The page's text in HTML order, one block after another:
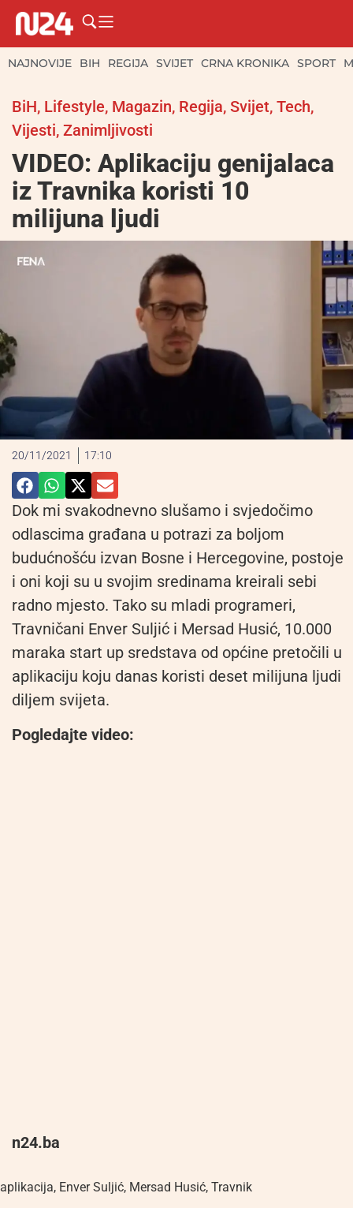
NAJNOVIJE BIH REGIJA SVIJET CRNA KRONIKA SPORT
BiH, Lifestyle, Magazin, Regija, Svijet, Tech,
Vijesti, Zanimljivosti
VIDEO: Aplikaciju genijalaca
iz Travnika koristi 10
milijuna ljudi
20/11/2021 17:10
Dok mi svakodnevno slušamo i svjedočimo
odlascima građana u potrazi za boljom
budućnošću izvan Bosne i Hercegovine, postoje
i oni koji su u svojim sredinama kreirali sebi
radno mjesto. Tako su mladi programeri,
Travničani Enver Suljić i Mersad Husić, 10.000
maraka start up sredstava od općine pretočili u
aplikaciju koju danas koristi deset milijuna ljudi
diljem svijeta.
Pogledajte video:
n24.ba
aplikacija, Enver Suljić, Mersad Husić, Travnik